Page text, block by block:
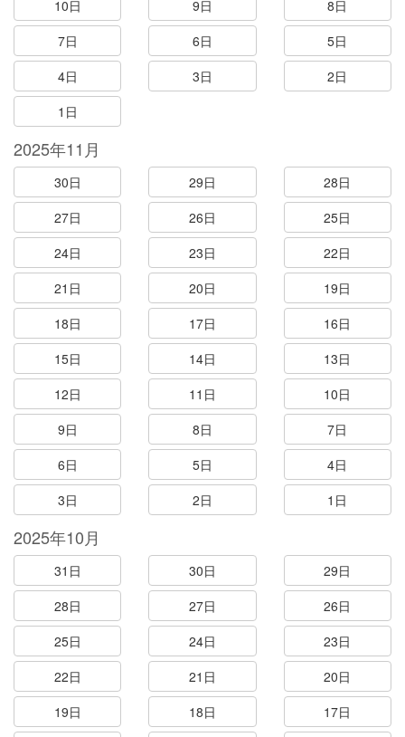
10日
9日
8日
7日
6日
5日
4日
3日
2日
1日
2025年11月
30日 29日
28日
27日
26日
25日
24日
23日
22日
21日
20日
19日
18日
17日
16日
15日
14日
13日
12日
11日
10日
9日
8日
7日
6日
5日
4日
3日
2日 1日
2025年10月
31日 30日
29日
28日
27日
26日
25日
24日
23日
22日
21日
20日
19日
18日
17日